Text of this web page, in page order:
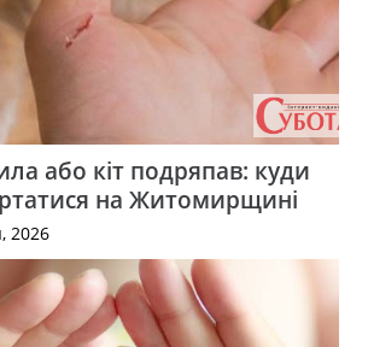
або кіт подряпав: куди
на Житомирщині
2026